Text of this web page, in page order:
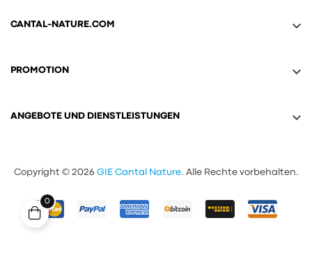
CANTAL-NATURE.COM 
PROMOTION 
ANGEBOTE UND DIENSTLEISTUNGEN 
Copyright © 2026 GIE Cantal Nature. Alle Rechte vorbehalten.
0